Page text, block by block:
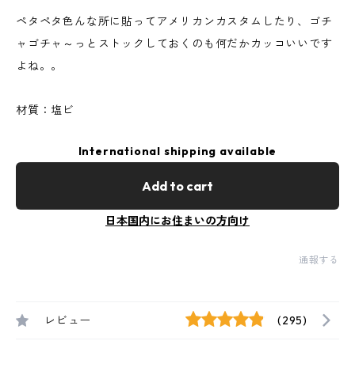
ペタペタ色んな所に貼ってアメリカンカスタムしたり、ゴチ
ャゴチャ～っとストックしておくのも何だかカッコいいです
よね。。
材質：塩ビ
International shipping available
Add to cart
日本国内にお住まいの方向け
通報する
レビュー (295)